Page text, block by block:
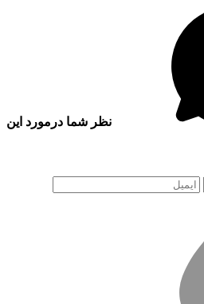
نظر شما درمورد این